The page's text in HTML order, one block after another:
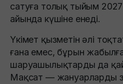
сатуға толық тыйым
айында күшіне енеді.
Үкімет қызметін әлі
ғана емес, бұрын
шаруашылықтарды да
Мақсат — жануарларды